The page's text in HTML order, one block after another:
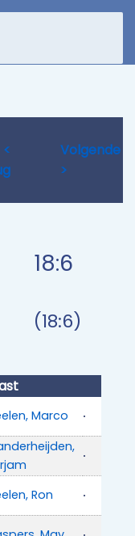
<
Volgende
>
18:6
(18:6)
Marco
Ron